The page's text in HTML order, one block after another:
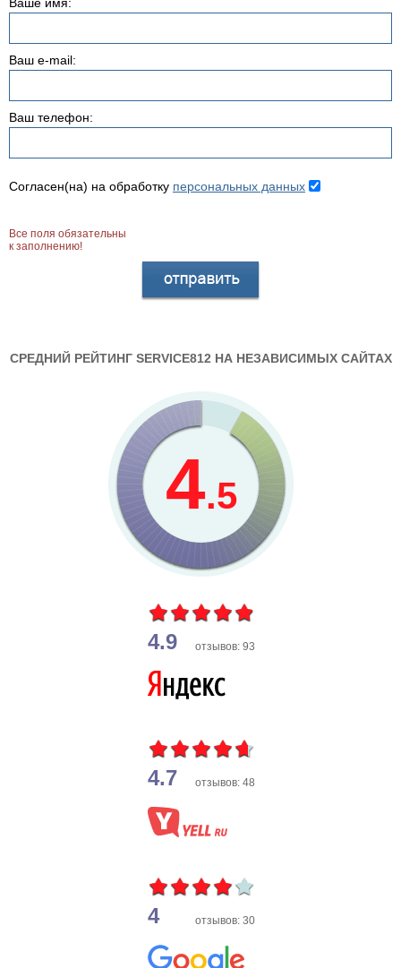
Ваш e-mail:
Ваш телефон:
Согласен(на) на обработку персональных данных
Все поля обязательны
к заполнению!
СРЕДНИЙ РЕЙТИНГ SERVICE812 НА НЕЗАВИСИМЫХ САЙТАХ
4.5
4.9 отзывов: 93
4.7 отзывов: 48
4 отзывов: 30